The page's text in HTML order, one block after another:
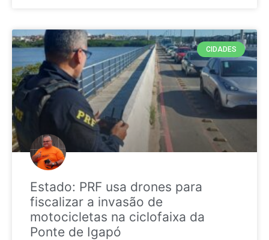
CIDADES
Estado: PRF usa drones para
fiscalizar a invasão de
motocicletas na ciclofaixa da
Ponte de Igapó